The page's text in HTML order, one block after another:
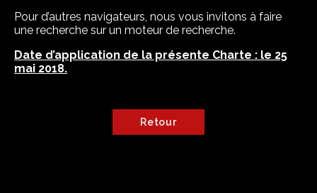
Pour d’autres navigateurs, nous vous invitons à faire
une recherche sur un moteur de recherche.
Date d’application de la présente Charte : le 25
mai 2018.
Retour